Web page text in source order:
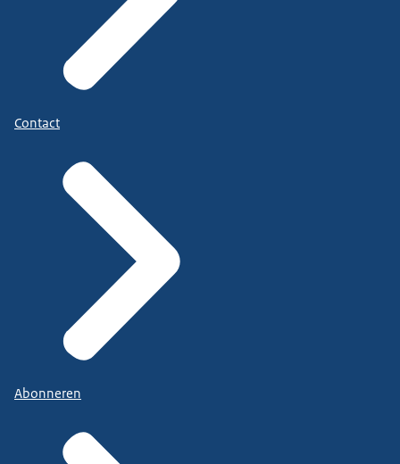
Contact
Abonneren